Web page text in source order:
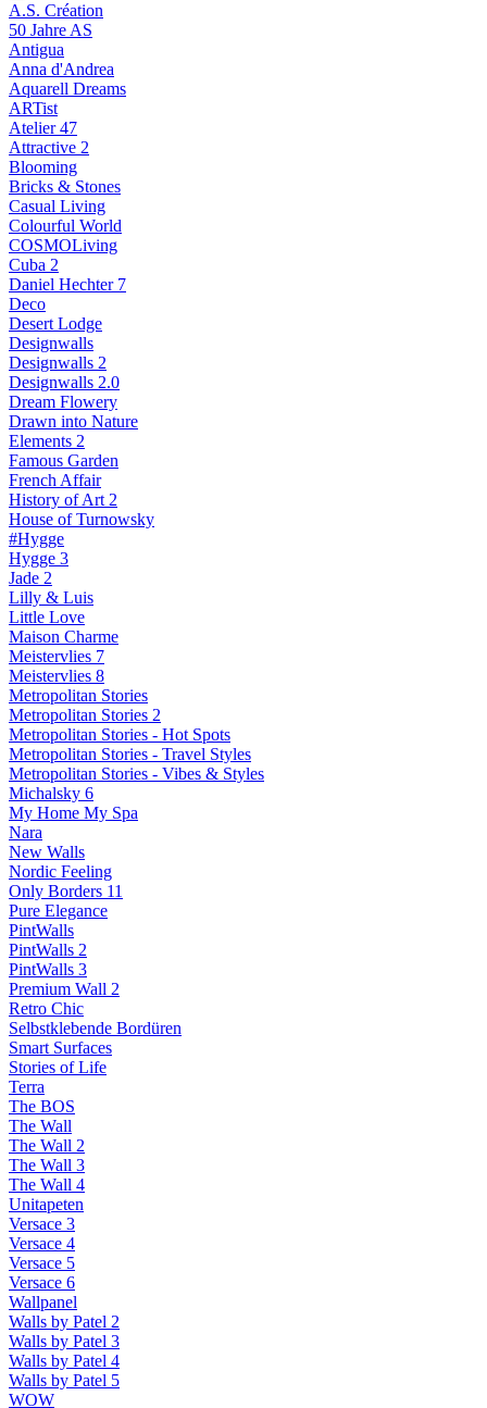
A.S. Création
50 Jahre AS
Antigua
Anna d'Andrea
Aquarell Dreams
ARTist
Atelier 47
Attractive 2
Blooming
Bricks & Stones
Casual Living
Colourful World
COSMOLiving
Cuba 2
Daniel Hechter 7
Deco
Desert Lodge
Designwalls
Designwalls 2
Designwalls 2.0
Dream Flowery
Drawn into Nature
Elements 2
Famous Garden
French Affair
History of Art 2
House of Turnowsky
#Hygge
Hygge 3
Jade 2
Lilly & Luis
Little Love
Maison Charme
Meistervlies 7
Meistervlies 8
Metropolitan Stories
Metropolitan Stories 2
Metropolitan Stories - Hot Spots
Metropolitan Stories - Travel Styles
Metropolitan Stories - Vibes & Styles
Michalsky 6
My Home My Spa
Nara
New Walls
Nordic Feeling
Only Borders 11
Pure Elegance
PintWalls
PintWalls 2
PintWalls 3
Premium Wall 2
Retro Chic
Selbstklebende Bordüren
Smart Surfaces
Stories of Life
Terra
The BOS
The Wall
The Wall 2
The Wall 3
The Wall 4
Unitapeten
Versace 3
Versace 4
Versace 5
Versace 6
Wallpanel
Walls by Patel 2
Walls by Patel 3
Walls by Patel 4
Walls by Patel 5
WOW